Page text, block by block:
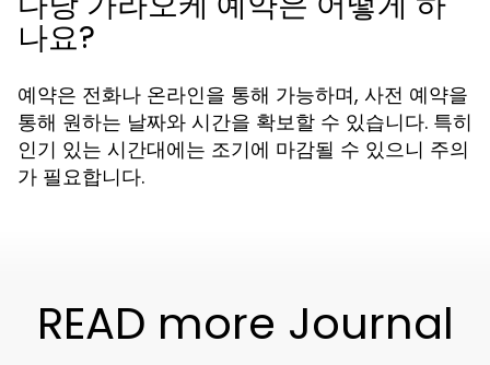
나요?
예약은 전화나 온라인을 통해 가능하며, 사전 예약을
통해 원하는 날짜와 시간을 확보할 수 있습니다. 특히
인기 있는 시간대에는 조기에 마감될 수 있으니 주의
가 필요합니다.
READ more Journal